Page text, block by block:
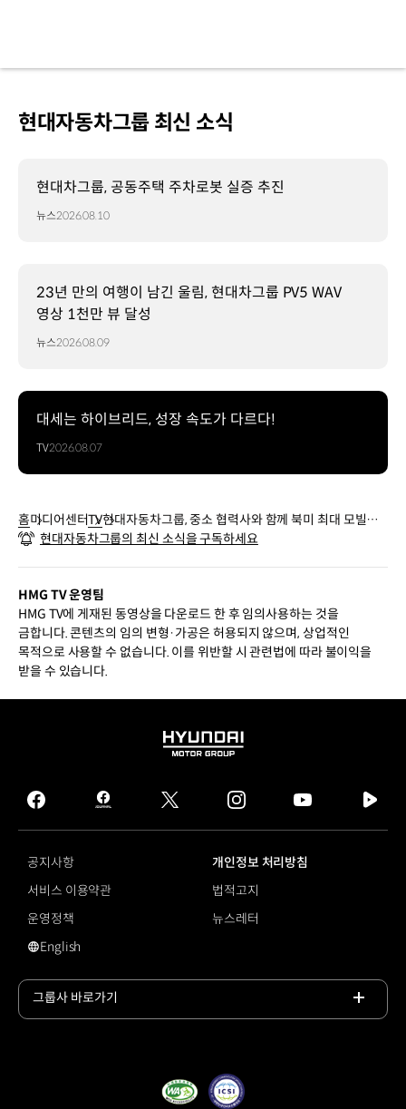
현대자동차그룹 최신 소식
현대차그룹, 공동주택 주차로봇 실증 추진
뉴스2026.08.10
23년 만의 여행이 남긴 울림, 현대차그룹 PV5 WAV
영상 1천만 뷰 달성
뉴스2026.08.09
대세는 하이브리드, 성장 속도가 다르다!
TV2026.08.07
홈미디어센터TV현대자동차그룹, 중소 협력사와 함께 북미 최대 모빌리
티 기술 전시회 참가
현대자동차그룹의 최신 소식을 구독하세요
HMG TV 운영팀
HMG TV에 게재된 동영상을 다운로드 한 후 임의사용하는 것을
금합니다. 콘텐츠의 임의 변형·가공은 허용되지 않으며, 상업적인
목적으로 사용할 수 없습니다. 이를 위반할 시 관련법에 따라 불이익을
받을 수 있습니다.
HYUNDAI
GROUP
facebook
hmg
journal
twitter instagram
tv
공지사항
개인정보 처리방침
서비스 이용약관
법적고지
운영정책
뉴스레터
영문 사이트로 이동
English
그룹사 바로가기